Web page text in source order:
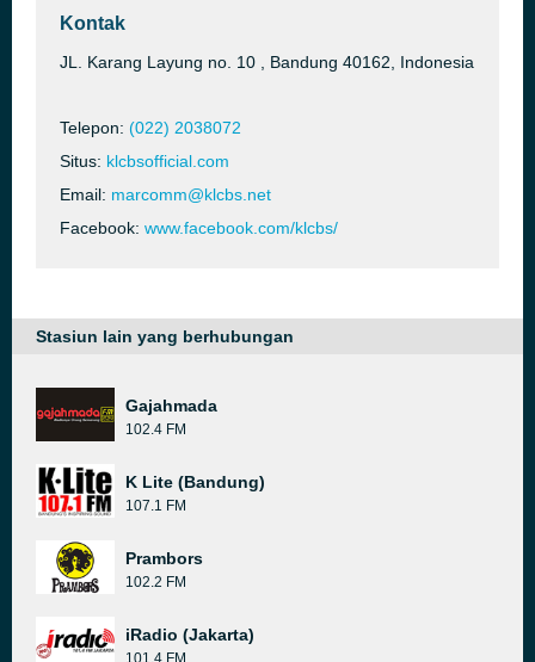
Kontak
JL. Karang Layung no. 10 , Bandung 40162, Indonesia
Telepon: (022) 2038072
Situs: klcbsofficial.com
Email: marcomm@klcbs.net
Facebook: www.facebook.com/klcbs/
Stasiun lain yang berhubungan
Gajahmada
102.4 FM
K Lite (Bandung)
107.1 FM
Prambors
102.2 FM
iRadio (Jakarta)
101.4 FM